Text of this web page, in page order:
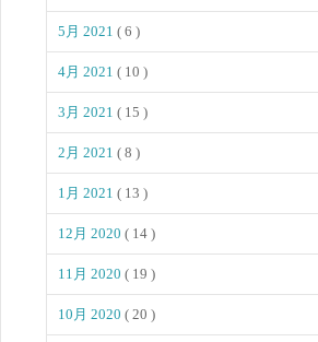
5月 2021 ( 6 )
4月 2021 ( 10 )
3月 2021 ( 15 )
2月 2021 ( 8 )
1月 2021 ( 13 )
12月 2020 ( 14 )
11月 2020 ( 19 )
10月 2020 ( 20 )